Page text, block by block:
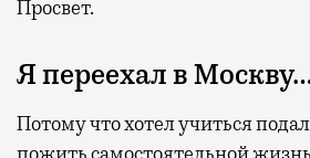
Просвет.
Я переехал в
Потому что хотел учиться
пожить самостоятельной